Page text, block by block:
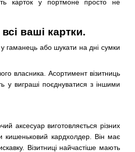
карток у портмоне просто не
ваші картки.
гаманець або шукати на дні сумки
власника.Асортимент візитниць
у виграші поєднуватися з іншими
аксесуар виготовляється різних
кишеньковий кардхолдер. Він має
Візитниці найчастіше мають